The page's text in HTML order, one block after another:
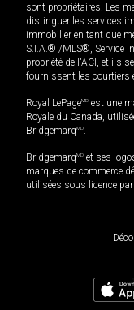
sont propriétaires. Les
distinguer les services
immobilier en tant que
S.I.A.® /MLS®, Service
propriété de l'ACI, et ils
fournissent les courtiers
Royal LePageMD est une
Royale du Canada,
BridgemarqMD.
BridgemarqMD et ses
marques de commerce
utilisées sous licence